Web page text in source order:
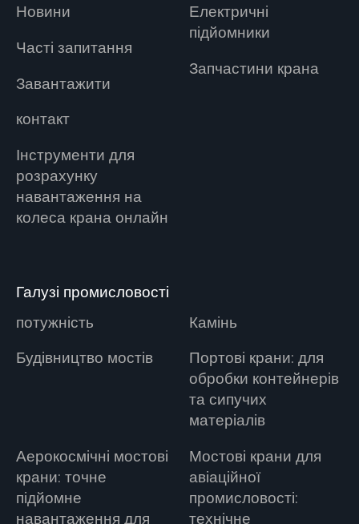
Новини
Часті запитання
Завантажити
контакт
Інструменти для
розрахунку
навантаження на
колеса крана онлайн
Електричні
підйомники
Запчастини крана
Галузі промисловості
потужність
Камінь
Будівництво мостів
Портові крани: для
обробки контейнерів
та сипучих
матеріалів
Аерокосмічні мостові
крани: точне
підйомне
навантаження для
Мостові крани для
авіаційної
промисловості:
технічне